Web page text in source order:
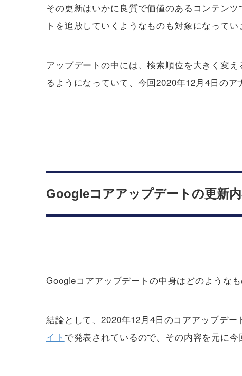
その更新はいかに良質で価値のあるコンテン
トを追放していくようなものも対象になってい
アップデートの中には、検索順位を大きく変
るようになっていて、今回2020年12月4日の
Googleコアアップデートの更新
Googleコアアップデートの中身はどのような
結論として、2020年12月4日のコアアップデ
イト で発表されているので、その内容を元に